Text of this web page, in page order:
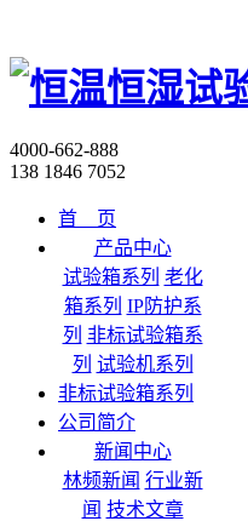
4000-662-888
138 1846 7052
首 页
产品中心
试验箱系列 老化
箱系列 IP防护系
列 非标试验箱系
列 试验机系列
非标试验箱系列
公司简介
新闻中心
林频新闻 行业新
闻 技术文章